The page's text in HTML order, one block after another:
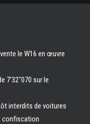
le W16 en œuvre
7’32″070 sur le
interdits de voitures
confiscation